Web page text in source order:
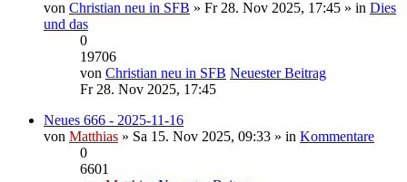
von Christian neu in SFB » Fr 28. Nov 2025, 17:45 » in Dies
und das
0
19706
von Christian neu in SFB Neuester Beitrag
Fr 28. Nov 2025, 17:45
Neues 666 - 2025-11-16
von Matthias » Sa 15. Nov 2025, 09:33 » in Kommentare
0
6601